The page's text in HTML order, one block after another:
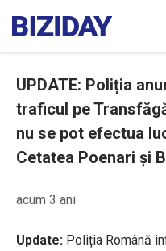
UPDATE: Poliția
traficul pe
nu se pot efectua
Cetatea Poenari și
acum 3 ani
Update: Poliția Română